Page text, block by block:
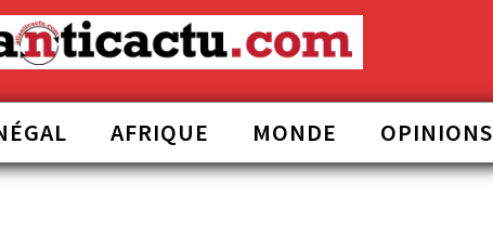
AFRIQUE MONDE OPINIONS